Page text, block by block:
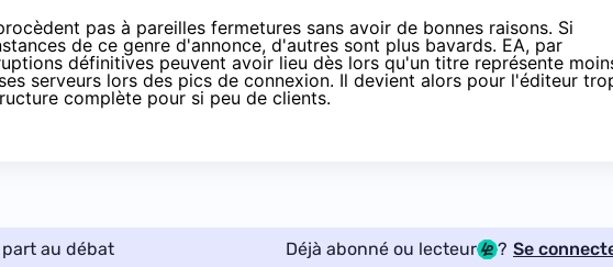
pas à pareilles fermetures sans avoir de bonnes raisons. Si
de ce genre d'annonce, d'autres sont plus bavards. EA, par
définitives peuvent avoir lieu dès lors qu'un titre représente
serveurs lors des pics de connexion. Il devient alors pour l'éditeur
complète pour si peu de clients.
au débat Déjà abonné ou lecteur ? Se